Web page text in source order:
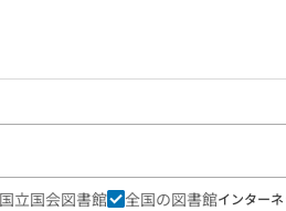
国立国会図書館 全国の図書館インター